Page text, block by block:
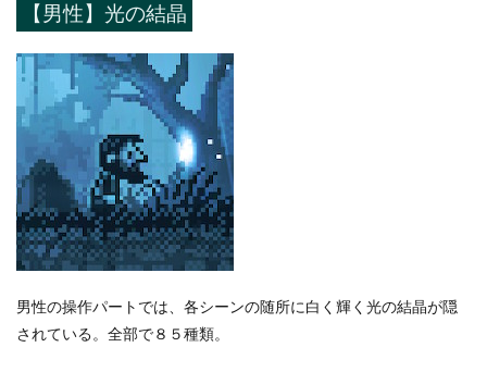
【男性】光の結晶
男性の操作パートでは、各シーンの随所に白く輝く光の結晶が隠
されている。全部で８５種類。